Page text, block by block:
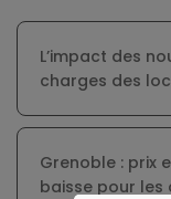
L’impact des
charges des
Grenoble : prix
baisse pour